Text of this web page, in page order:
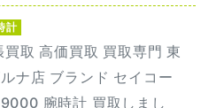
計
取 高価買取 買取専門 東
ナ店 ブランド セイコー
腕時計 買取しまし